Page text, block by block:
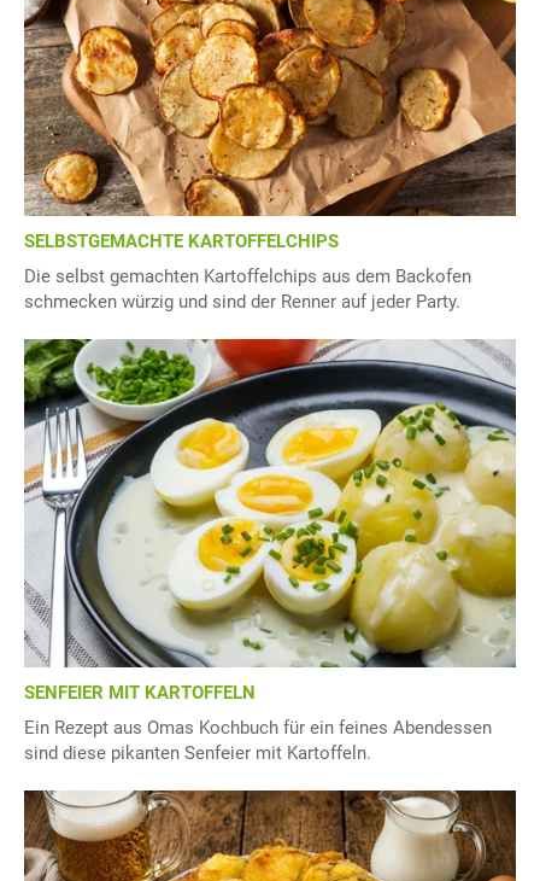
SELBSTGEMACHTE KARTOFFELCHIPS
Die selbst gemachten Kartoffelchips aus dem Backofen
schmecken würzig und sind der Renner auf jeder Party.
SENFEIER MIT KARTOFFELN
Ein Rezept aus Omas Kochbuch für ein feines Abendessen
sind diese pikanten Senfeier mit Kartoffeln.